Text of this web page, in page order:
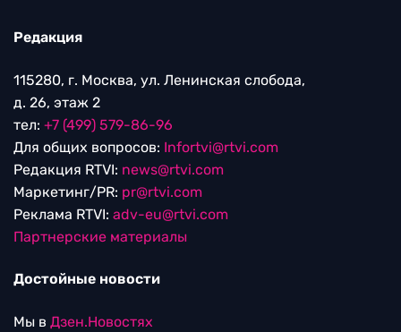
Редакция
115280, г. Москва, ул. Ленинская слобода,
д. 26, этаж 2
тел: +7 (499) 579-86-96
Для общих вопросов: Infortvi@rtvi.com
Редакция RTVI: news@rtvi.com
Маркетинг/PR: pr@rtvi.com
Реклама RTVI: adv-eu@rtvi.com
Партнерские материалы
Достойные новости
Мы в Дзен.Новостях